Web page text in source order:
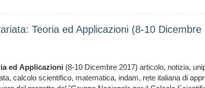
Teoria ed Applicazioni (8-10 Dicembre
ed Applicazioni (8-10 Dicembre 2017) articolo, notizia,
calcolo scientifico, matematica, indam, rete italiana di